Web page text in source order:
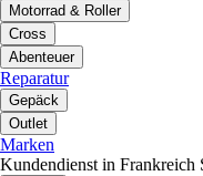
Motorrad & Roller
Cross
Abenteuer
Reparatur
Gepäck
Outlet
Marken
Kundendienst in Frankreich